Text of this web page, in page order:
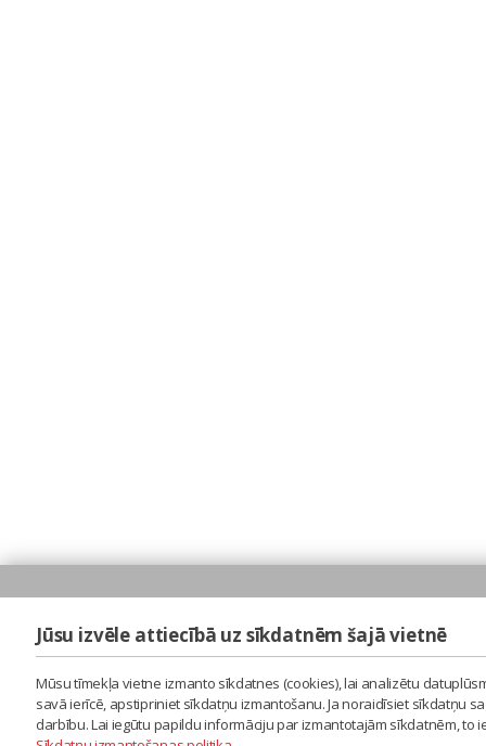
Jūsu izvēle attiecībā uz sīkdatnēm šajā vietnē
Mūsu tīmekļa vietne izmanto sīkdatnes (cookies), lai analizētu
savā ierīcē, apstipriniet sīkdatņu izmantošanu. Ja noraidīsiet sīkdatņu
darbību. Lai iegūtu papildu informāciju par izmantotajām sīkdatnēm,